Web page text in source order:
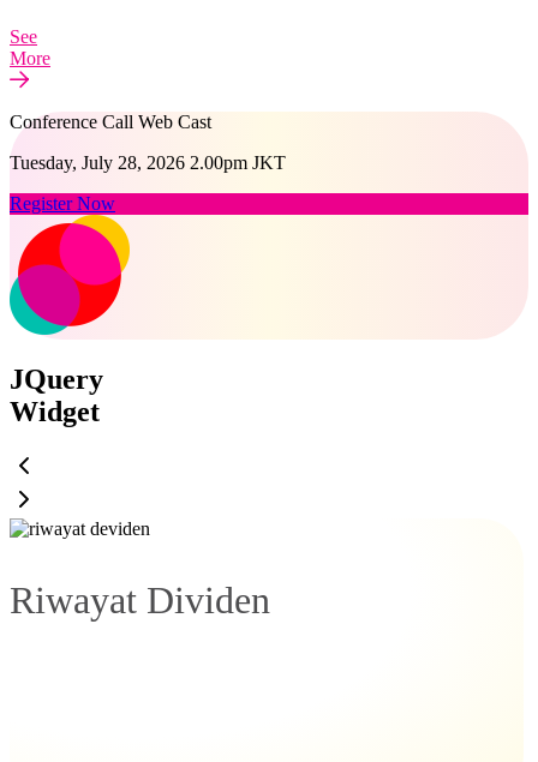
See
More
Conference Call Web Cast
Tuesday, July 28, 2026 2.00pm JKT
Register Now
JQuery
Widget
Riwayat Dividen